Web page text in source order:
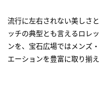
流行に左右されない美しさ
ッチの典型とも言えるロレ
ンを、宝石広場ではメンズ
エーションを豊富に取り揃え